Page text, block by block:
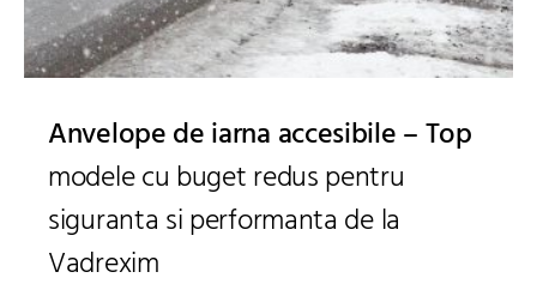
Anvelope de iarna accesibile – Top
modele cu buget redus pentru
siguranta si performanta de la
Vadrexim